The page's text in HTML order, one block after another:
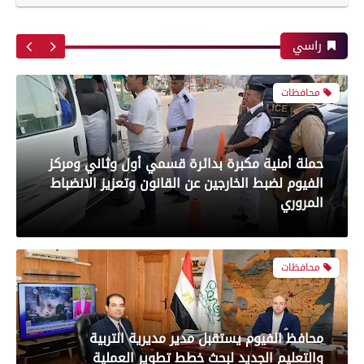
بعدسة الخبر المصري| شاهد أبرز لقطات مباراة
الأهلي و سيراميك فى الدورى
رياضة
بعدسة الخبر المصري| شاهد أبرز لقطات مباراة
الزمالك والمصري البورسعيدي فى الدوري
رياضة
راسي
إصابة مسن صدمته سيارة نقل أثناء عبور الطريق
في طهطا بسوهاج
محافظات
حملة أمنية مكبرة بدائرة قسمي أول وثاني ومركز
الفيوم لضبط الخارجين عن القانون وتعزيز الانضباط
المروري
محافظات
محافظ الفيوم يستقبل مدير مديرية التربية
والتعليم الجديد لبحث خطط تطوير العملية